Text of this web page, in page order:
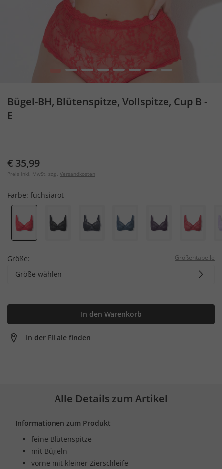
2 3 4 5 6 7 8
Bügel-BH, Blütenspitze, Vollspitze, Cup B -
E
€ 35,99
Preis inkl. MwSt. zzgl. Versandkosten
Farbe: fuchsiarot
Größe: Größentabelle
Größe wählen
In den Warenkorb
In der Filiale finden
Alle Details zum Artikel
Informationen zum Produkt
feine Blütenspitze
mit Bügeln
vorne mit kleiner Zierschleife